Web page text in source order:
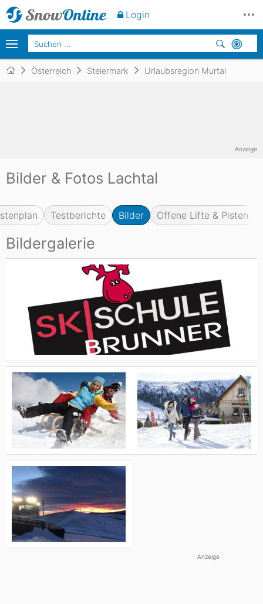
Österreich Steiermark Urlaubsregion Murtal
Bilder & Fotos Lachtal
Testberichte Bilder Offene Lifte & Pisten
Bildergalerie
Anzeige
Anzeige
Login